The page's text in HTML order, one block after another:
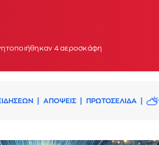
4 αεροσκάφη
ΑΠΟΨΕΙΣ ΠΡΩΤΟΣΕΛΙΔΑ